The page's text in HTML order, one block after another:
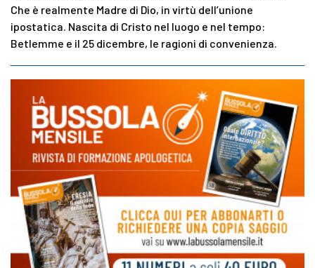
Che è realmente Madre di Dio, in virtù dell’unione
ipostatica. Nascita di Cristo nel luogo e nel tempo:
Betlemme e il 25 dicembre, le ragioni di convenienza.